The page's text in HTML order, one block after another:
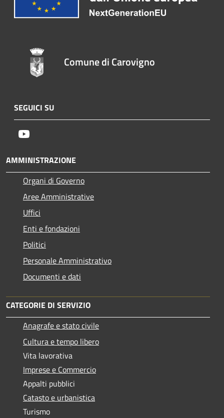
Comune di Carovigno
SEGUICI SU
AMMINISTRAZIONE
Organi di Governo
Aree Amministrative
Uffici
Enti e fondazioni
Politici
Personale Amministrativo
Documenti e dati
CATEGORIE DI SERVIZIO
Anagrafe e stato civile
Cultura e tempo libero
Vita lavorativa
Imprese e Commercio
Appalti pubblici
Catasto e urbanistica
Turismo